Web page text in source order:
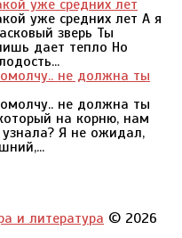
уже средних лет
уже средних лет А я
зверь Ты
дает тепло Но
не должна ты
не должна ты
на корню, нам
узнала? Я не ожидал,
и литература © 2026